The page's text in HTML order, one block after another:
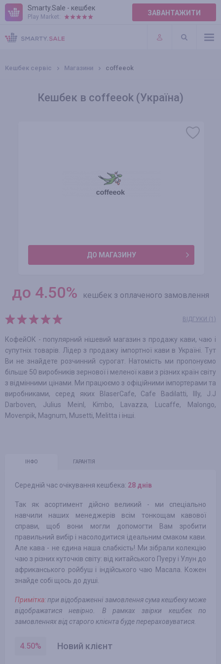
Smarty.Sale - кешбек
Play Market: ЗАВАНТАЖИТИ
ПРАВИЛА
ПЛАГІНИ
Кешбек сервіс Магазини coffeeok
Кешбек в coffeeok (Україна)
ДО МАГАЗИНУ
до 4.50% кешбек з оплаченого замовлення
ВІДГУКИ (1)
КофейОК - популярний нішевий магазин з продажу кави, чаю і
супутніх товарів. Лідер з продажу імпортної кави в Україні. Тут
Ви не знайдете розчинний сурогат. Натомість ми пропонуємо
більше 50 виробників зернової і меленої кави з різних країн світу
з відмінними цінами. Ми працюємо з офіційними імпортерами та
виробниками, серед яких BlaserCafe, Cafe Badilatti, Illy, J.J
Darboven, Julius Meinl, Kimbo, Lavazza, Lucaffe, Malongo,
Movenpik, Magnum, Musetti, Melitta і інші.
ІНФО ГАРАНТІЯ
Середній час очікування кешбека: 28 днів
Так як асортимент дійсно великий - ми спеціально
навчили наших менеджерів всім тонкощам кавової
справи, щоб вони могли допомогти Вам зробити
правильний вибір і насолодитися ідеальним смаком кави.
Але кава - не єдина наша слабкість! Ми зібрали колекцію
чаю з різних куточків світу: від китайського Пуеру і Улун до
африканського ройбуш і індійського чаю Масала. Кожен
знайде собі щось до душі.
Примітка:при відображенні замовлення сума кешбеку може
відображатися невірно. В рамках звірки кешбек по
замовленнях від старого клієнта буде перераховуватися.
4.50% Новий клієнт